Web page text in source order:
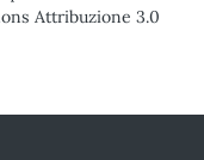
Attribuzione 3.0